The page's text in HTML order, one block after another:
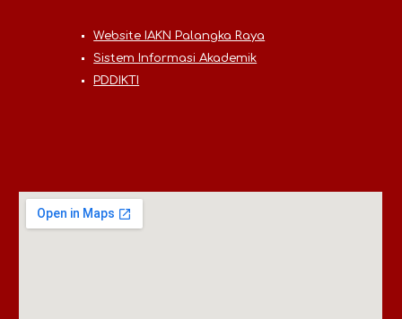
Website IAKN Palangka Raya
Sistem Informasi Akademik
PDDIKTI